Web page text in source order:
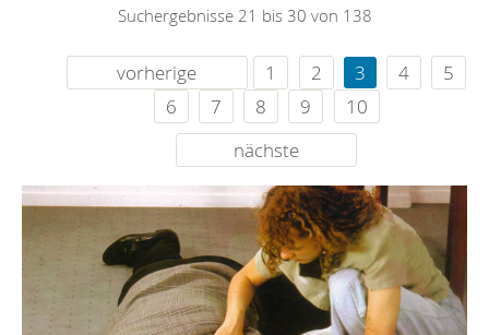
Suchergebnisse 21 bis 30 von 138
vorherige 1 2 3 4
5
6
7 8 9
10
nächste